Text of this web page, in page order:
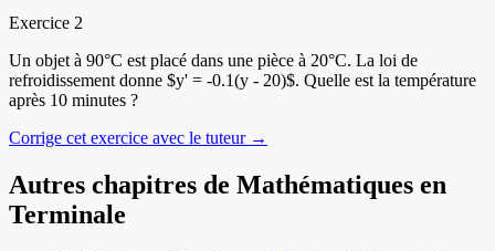
Exercice 2
Un objet à 90°C est placé dans une pièce à 20°C. La loi de
refroidissement donne $y' = -0.1(y - 20)$. Quelle est la température
après 10 minutes ?
Corrige cet exercice avec le tuteur →
Autres chapitres de Mathématiques en
Terminale